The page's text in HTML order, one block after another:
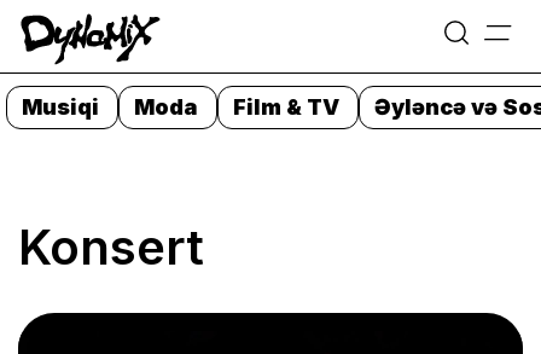
Skip
to
content
=
Musiqi Moda Film & TV Əyləncə və
Konsert